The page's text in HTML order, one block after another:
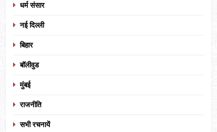
धर्म संसार
नई दिल्ली
बिहार
बॉलीवुड
मुंबई
राजनीति
सभी रचनायें